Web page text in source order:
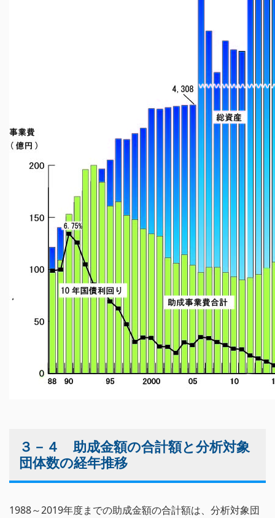
３－４ 助成金額の合計額と分析対象
団体数の経年推移
1988～2019年度までの助成金額の合計額は、分析対象団